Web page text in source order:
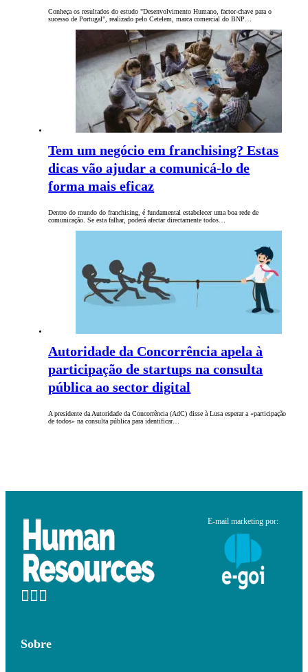
Conheça os resultados do estudo "Desenvolvimento Humano, factor-chave para o
sucesso de Portugal", realizado pelo Cetelem, marca comercial do BNP…
Tem um negócio em franchising? Estas
dicas vão ajudar a comunicá-lo de
forma mais eficaz
Dentro do mundo do franchising, é fundamental estabelecer uma boa rede de
comunicação. Se esta falhar, poderá afectar directamente todos…
Autoridade da Concorrência apela à
participação de startups na consulta
pública ao sector digital
A presidente da Autoridade da Concorrência (AdC) disse à Lusa esperar a «participação
de todos» na consulta pública para identificar…
E-mail marketing por:
Sobre